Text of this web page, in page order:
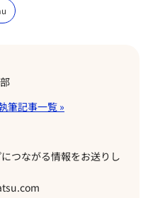
つながる情報をお送りし